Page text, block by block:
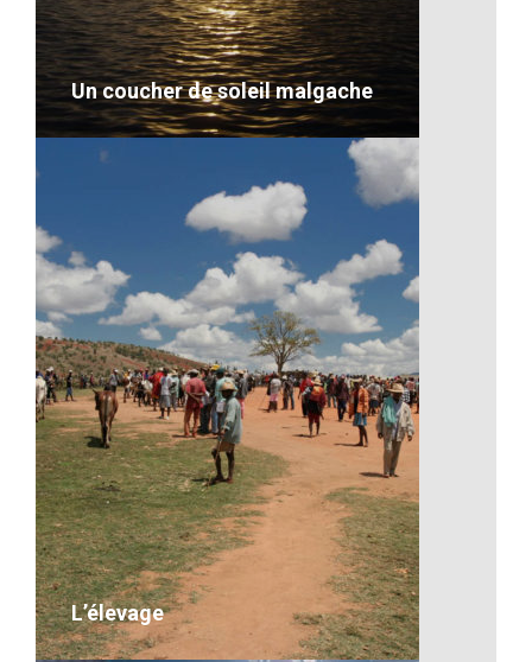
VOIR LE DÉTAIL
Un coucher de soleil malgache
Un coucher de soleil malgache
VOIR LE DÉTAIL
L’élevage